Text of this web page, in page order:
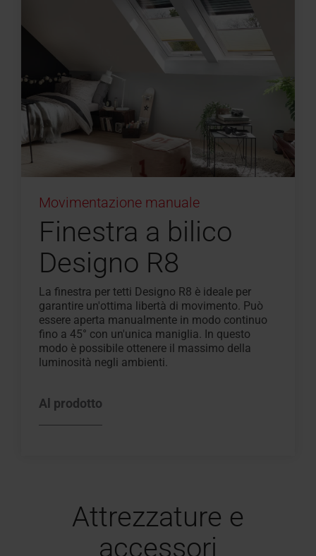
Movimentazione manuale
Finestra a bilico
Designo R8
La finestra per tetti Designo R8 è ideale per
garantire un'ottima libertà di movimento. Può
essere aperta manualmente in modo continuo
fino a 45° con un'unica maniglia. In questo
modo è possibile ottenere il massimo della
luminosità negli ambienti.
Al prodotto
Attrezzature e
accessori